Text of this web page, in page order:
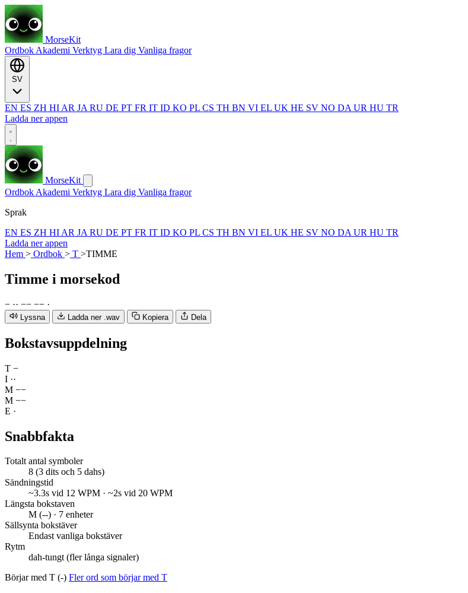
MorseKit
Ordbok Akademi Verktyg Lara dig Vanliga fragor
EN ES ZH HI AR JA RU DE PT FR IT ID KO PL CS TH BN VI EL UK HE SV NO DA UR HU TR
Ladda ner appen
MorseKit
Ordbok Akademi Verktyg Lara dig Vanliga fragor
Sprak
EN ES ZH HI AR JA RU DE PT FR IT ID KO PL CS TH BN VI EL UK HE SV NO DA UR HU TR
Ladda ner appen
Hem > Ordbok > T >TIMME
Timme i morsekod
− ·· −− −− ·
Lyssna Ladda ner .wav Kopiera Dela
Bokstavsuppdelning
T −
I ··
M −−
M −−
E ·
Snabbfakta
Totalt antal symboler
8 (3 dits och 5 dahs)
Sändningstid
~3.3s vid 12 WPM · ~2s vid 20 WPM
Längsta bokstaven
M (--) · 7 enheter
Sällsynta bokstäver
Endast vanliga bokstäver
Rytm
dah-tungt (fler långa signaler)
Börjar med T (-) Fler ord som börjar med T